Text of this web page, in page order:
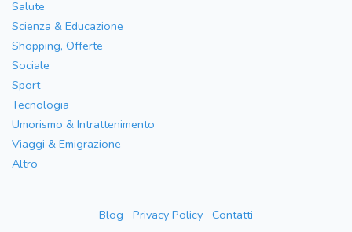
Salute
Scienza & Educazione
Shopping, Offerte
Sociale
Sport
Tecnologia
Umorismo & Intrattenimento
Viaggi & Emigrazione
Altro
Blog Privacy Policy Contatti